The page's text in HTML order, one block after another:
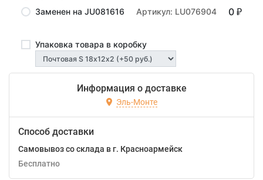
Заменен на JU081616
Артикул: LU076904 0 ₽
Упаковка товара в коробку
Информация о доставке
Эль-Монте
Способ доставки
Самовывоз со склада в г. Красноармейск
Бесплатно